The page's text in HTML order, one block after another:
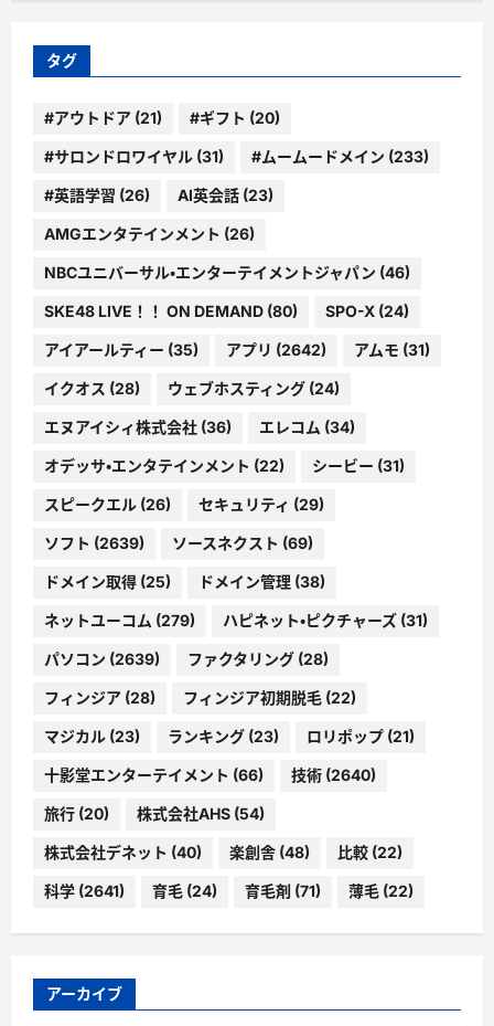
ー
タグ
#アウトドア (21) #ギフト (20)
#サロンドロワイヤル (31) #ムームードメイン (233)
#英語学習 (26) AI英会話 (23)
AMGエンタテインメント (26)
NBCユニバーサル・エンターテイメントジャパン (46)
SKE48 LIVE！！ ON DEMAND (80) SPO-X (24)
アイアールティー (35) アプリ (2642) アムモ (31)
イクオス (28) ウェブホスティング (24)
エヌアイシィ株式会社 (36) エレコム (34)
オデッサ・エンタテインメント (22) シービー (31)
スピークエル (26) セキュリティ (29)
ソフト (2639) ソースネクスト (69)
ドメイン取得 (25) ドメイン管理 (38)
ネットユーコム (279) ハピネット・ピクチャーズ (31)
パソコン (2639) ファクタリング (28)
フィンジア (28) フィンジア初期脱毛 (22)
マジカル (23) ランキング (23) ロリポップ (21)
十影堂エンターテイメント (66) 技術 (2640)
旅行 (20) 株式会社AHS (54)
株式会社デネット (40) 楽創舎 (48) 比較 (22)
科学 (2641) 育毛 (24) 育毛剤 (71) 薄毛 (22)
アーカイブ